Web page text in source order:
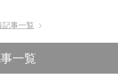
記事一覧
一覧